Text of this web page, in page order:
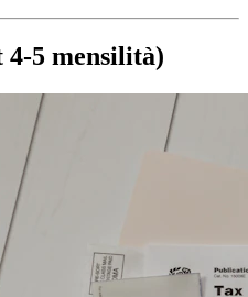
4-5 mensilità)